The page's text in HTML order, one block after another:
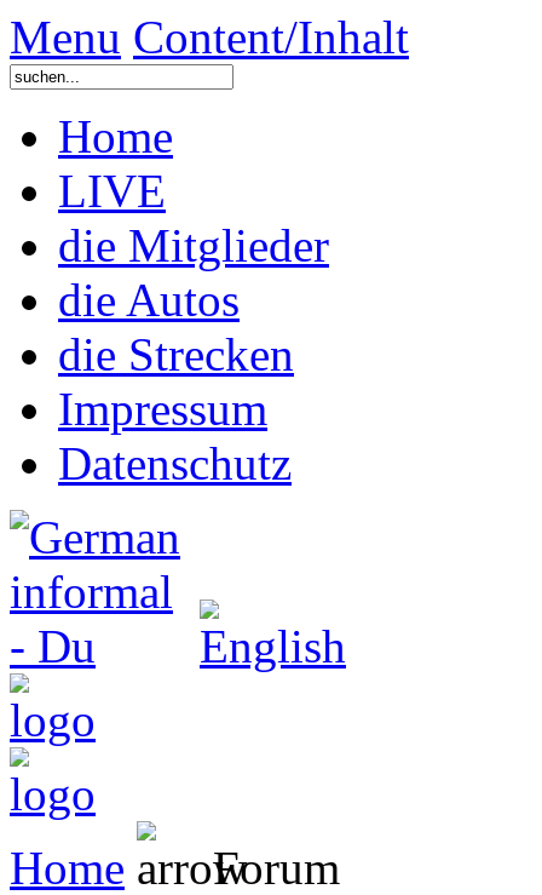
Menu Content/Inhalt
Home
LIVE
die Mitglieder
die Autos
die Strecken
Impressum
Datenschutz
Home Forum